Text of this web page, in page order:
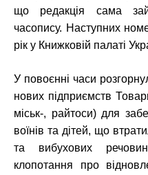
що редакція сама
часопису. Наступних
рік у Книжковій палаті
У повоєнні часи
нових підприємств
міськ-, райтоси) для
воїнів та дітей, що
та вибухових
клопотання про